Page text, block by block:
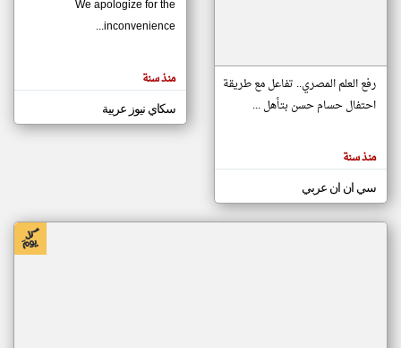
مصادر الأخبار من موريتانيا
اخبار موريتانيا على مدار الساعة
أهم اخبار موريتانيا العاجلة والمباشرة
المقالات
الموجوده
هنا عن
رفع العلم المصري.. تفاعل مع طريقة
احتفال حسام حسن بتأهل ...
منذ سنة
سي ان ان عربي
We apologize for the
inconvenience...
منذ سنة
سكاي نيوز عربية
klyoum.com